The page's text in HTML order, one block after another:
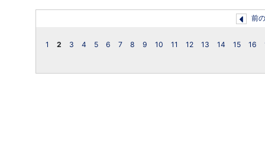
前
1 2 3 4 5 6 7 8 9 10 11 12 13 14 15 16